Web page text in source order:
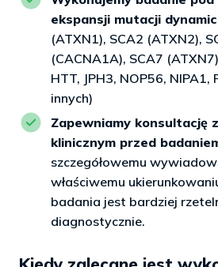
ekspansji mutacji
(ATXN1), SCA2 (ATXN2),
(CACNA1A), SCA7
HTT, JPH3, NOP56, NIPA1,
innych)
Zapewniamy konsultację
klinicznym przed
szczegółowemu
właściwemu
badania jest bardziej
diagnostycznie.